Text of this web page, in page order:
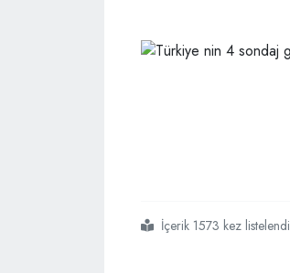
#türkiyenin
#sondaj
#gemisi
#göreve
#başladıİçerik 1573 kez listelendi